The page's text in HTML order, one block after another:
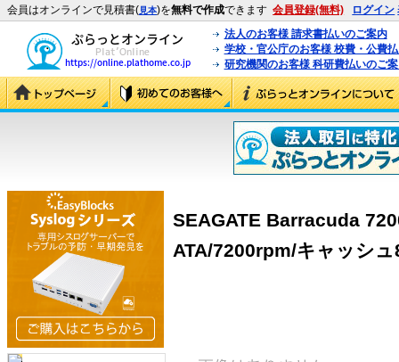
会員はオンラインで見積書(見本)を無料で作成できます 会員登録(無料) ログイン
法人のお客様 請求書払いのご案内
学校・官公庁のお客様 校費・公費
研究機関のお客様 科研費払いのご
SEAGATE Barracuda
ATA/7200rpm/キャッシ